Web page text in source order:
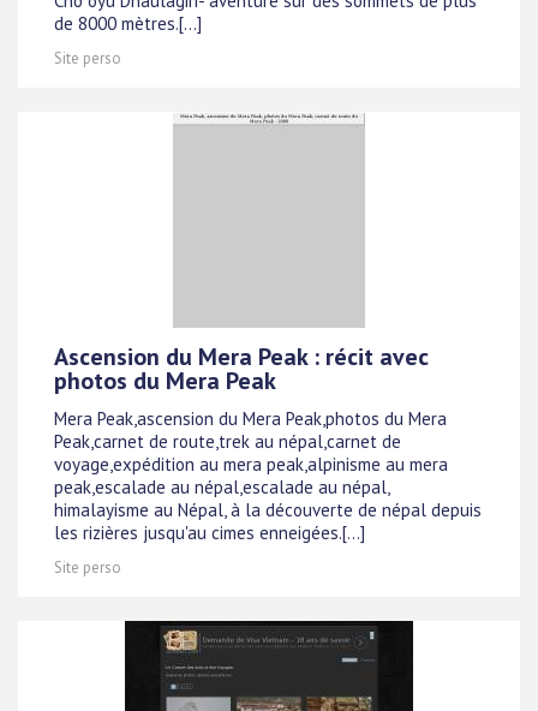
de 8000 mètres.[...]
Site perso
Ascension du Mera Peak : récit avec
photos du Mera Peak
Mera Peak,ascension du Mera Peak,photos du Mera
Peak,carnet de route,trek au népal,carnet de
voyage,expédition au mera peak,alpinisme au mera
peak,escalade au népal,escalade au népal,
himalayisme au Népal, à la découverte de népal depuis
les rizières jusqu'au cimes enneigées.[...]
Site perso